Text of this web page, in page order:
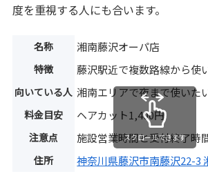
度を重視する人にも合います。
名称 湘南藤沢オーパ店
特徴 藤沢駅近で複数路線から使
向いている人 湘南エリアで夜まで使いた
料金目安 ヘアカット1,400円
注意点 施設営業時間と受付終了時
住所 神奈川県藤沢市南藤沢22-3
スクロールできます